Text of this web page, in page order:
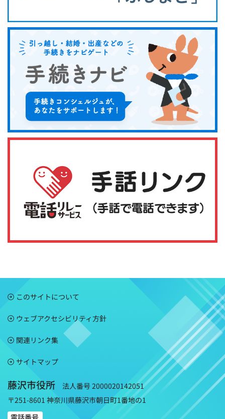
このサイトについて
ウェブアクセシビリティ方針
関連リンク集
サイトマップ
藤沢市役所
法人番号 2000020142051
〒251-8601 神奈川県藤沢市朝日町1番地の1
電話番号